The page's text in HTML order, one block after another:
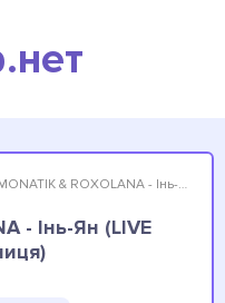
& ROXOLANA - Інь-Ян (LIVE УкрЗалізниця)
- Інь-Ян (LIVE